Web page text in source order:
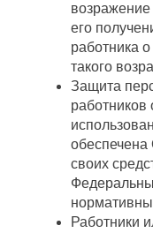
возражение
его
работника
такого
Защита
работников
своих
Работники